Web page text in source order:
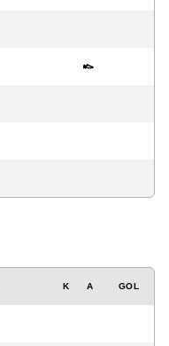
K A GOL